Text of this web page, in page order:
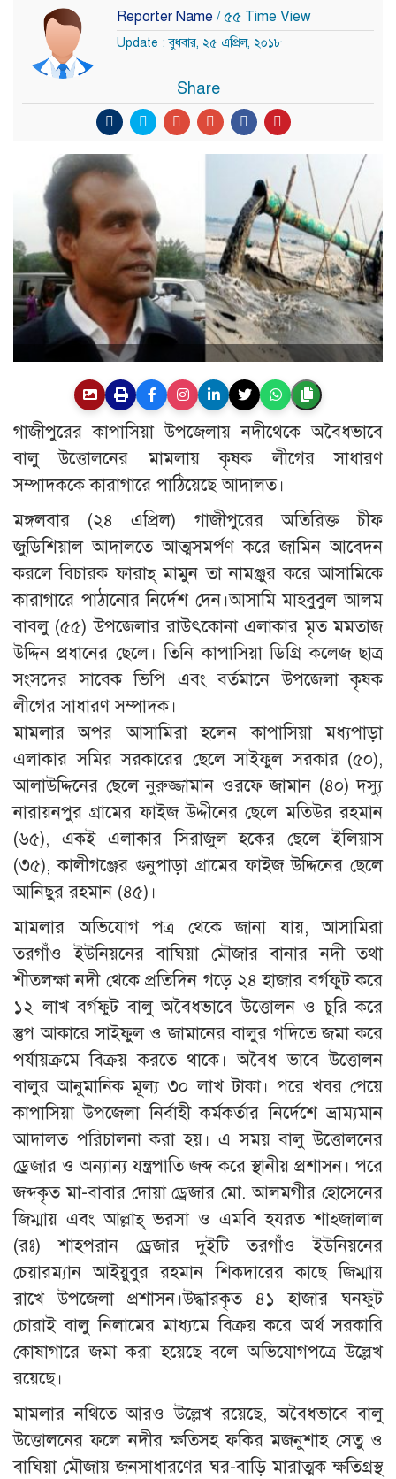
Reporter Name / ৫৫ Time View
Update : বুধবার, ২৫ এপ্রিল, ২০১৮
Share
গাজীপুরের কাপাসিয়া উপজেলায় নদীথেকে অবৈধভাবে
বালু উত্তোলনের মামলায় কৃষক লীগের সাধারণ
সম্পাদককে কারাগারে পাঠিয়েছে আদালত।
মঙ্গলবার (২৪ এপ্রিল) গাজীপুরের অতিরিক্ত চীফ
জুডিশিয়াল আদালতে আত্মসমর্পণ করে জামিন আবেদন
করলে বিচারক ফারাহ্ মামুন তা নামঞ্জুর করে আসামিকে
কারাগারে পাঠানোর নির্দেশ দেন।আসামি মাহবুবুল আলম
বাবলু (৫৫) উপজেলার রাউৎকোনা এলাকার মৃত মমতাজ
উদ্দিন প্রধানের ছেলে। তিনি কাপাসিয়া ডিগ্রি কলেজ ছাত্র
সংসদের সাবেক ভিপি এবং বর্তমানে উপজেলা কৃষক
লীগের সাধারণ সম্পাদক।
মামলার অপর আসামিরা হলেন কাপাসিয়া মধ্যপাড়া
এলাকার সমির সরকারের ছেলে সাইফুল সরকার (৫০),
আলাউদ্দিনের ছেলে নুরুজ্জামান ওরফে জামান (৪০) দস্যু
নারায়নপুর গ্রামের ফাইজ উদ্দীনের ছেলে মতিউর রহমান
(৬৫), একই এলাকার সিরাজুল হকের ছেলে ইলিয়াস
(৩৫), কালীগঞ্জের গুনুপাড়া গ্রামের ফাইজ উদ্দিনের ছেলে
আনিছুর রহমান (৪৫)।
মামলার অভিযোগ পত্র থেকে জানা যায়, আসামিরা
তরগাঁও ইউনিয়নের বাঘিয়া মৌজার বানার নদী তথা
শীতলক্ষা নদী থেকে প্রতিদিন গড়ে ২৪ হাজার বর্গফুট করে
১২ লাখ বর্গফুট বালু অবৈধভাবে উত্তোলন ও চুরি করে
স্তুপ আকারে সাইফুল ও জামানের বালুর গদিতে জমা করে
পর্যায়ক্রমে বিক্রয় করতে থাকে। অবৈধ ভাবে উত্তোলন
বালুর আনুমানিক মূল্য ৩০ লাখ টাকা। পরে খবর পেয়ে
কাপাসিয়া উপজেলা নির্বাহী কর্মকর্তার নির্দেশে ভ্রাম্যমান
আদালত পরিচালনা করা হয়। এ সময় বালু উত্তোলনের
ড্রেজার ও অন্যান্য যন্ত্রপাতি জব্দ করে স্থানীয় প্রশাসন। পরে
জব্দকৃত মা-বাবার দোয়া ড্রেজার মো. আলমগীর হোসেনের
জিম্মায় এবং আল্লাহ্ ভরসা ও এমবি হযরত শাহ্জালাল
(রঃ) শাহপরান ড্রেজার দুইটি তরগাঁও ইউনিয়নের
চেয়ারম্যান আইয়ুবুর রহমান শিকদারের কাছে জিম্মায়
রাখে উপজেলা প্রশাসন।উদ্ধারকৃত ৪১ হাজার ঘনফুট
চোরাই বালু নিলামের মাধ্যমে বিক্রয় করে অর্থ সরকারি
কোষাগারে জমা করা হয়েছে বলে অভিযোগপত্রে উল্লেখ
রয়েছে।
মামলার নথিতে আরও উল্লেখ রয়েছে, অবৈধভাবে বালু
উত্তোলনের ফলে নদীর ক্ষতিসহ ফকির মজনুশাহ সেতু ও
বাঘিয়া মৌজায় জনসাধারণের ঘর-বাড়ি মারাত্মক ক্ষতিগ্রস্থ